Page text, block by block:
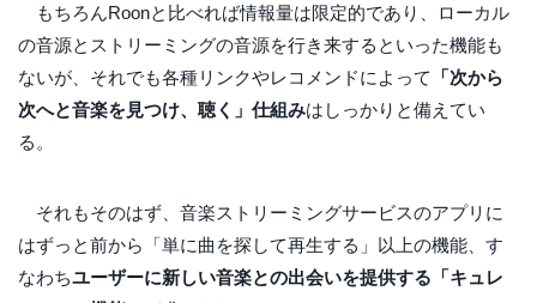
もちろんRoonと比べれば情報量は限定的であり、ローカル
の音源とストリーミングの音源を行き来するといった機能も
ないが、それでも各種リンクやレコメンドによって
「次から
次へと音楽を見つけ、聴く」仕組みはしっかりと備えてい
る。
それもそのはず、音楽ストリーミングサービスのアプリに
はずっと前から「単に曲を探して再生する」以上の機能、す
なわちユーザーに新しい音楽との出会いを提供する「キュレ